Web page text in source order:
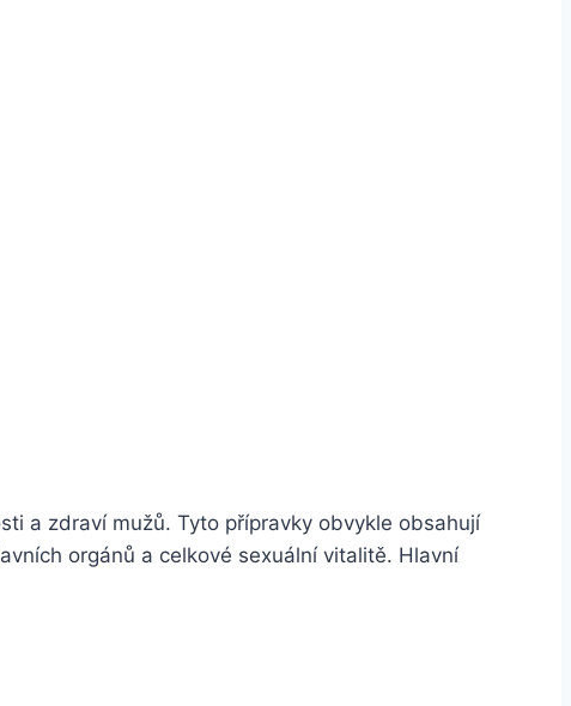
a zdraví mužů. Tyto přípravky obvykle obsahují
orgánů a celkové sexuální vitalitě. Hlavní